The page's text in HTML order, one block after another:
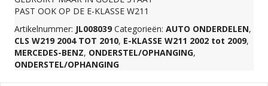
A2113309207
aantal
PAST OOK OP DE E-KLASSE W211
Artikelnummer: JL008039 Categorieën: AUTO ONDERDELEN,
CLS W219 2004 TOT 2010, E-KLASSE W211 2002 tot 2009,
MERCEDES-BENZ, ONDERSTEL/OPHANGING,
ONDERSTEL/OPHANGING